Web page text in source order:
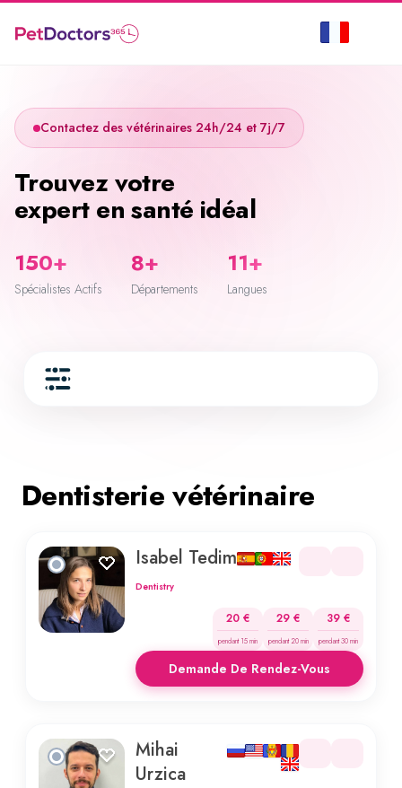
Contactez des vétérinaires 24h/24 et 7j/7
Trouvez votre
expert en santé idéal
150+
Spécialistes Actifs
8+
Départements
11+
Langues
Dentisterie vétérinaire
Isabel Tedim
Dentistry
20 €
pendant 15 min
29 €
pendant 20 min
39 €
pendant 30 min
Demande De Rendez-Vous
Mihai
Urzica